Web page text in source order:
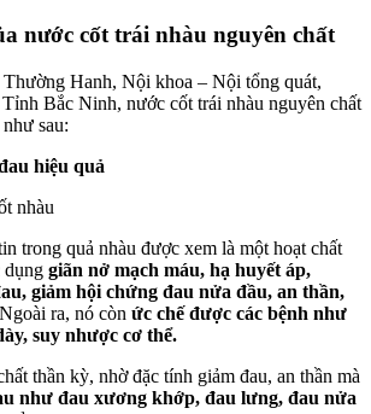
nước cốt trái nhàu nguyên chất
Hanh, Nội khoa – Nội tổng quát,
Bắc Ninh, nước cốt trái nhàu nguyên chất
sau:
hiệu quả
trong quả nhàu được xem là một hoạt chất
dụng giãn nở mạch máu, hạ huyết áp,
giảm hội chứng đau nửa đầu, an thần,
ra, nó còn ức chế được các bệnh như
suy nhược cơ thể.
thần kỳ, nhờ đặc tính giảm đau, an thần mà
như đau xương khớp, đau lưng, đau nửa